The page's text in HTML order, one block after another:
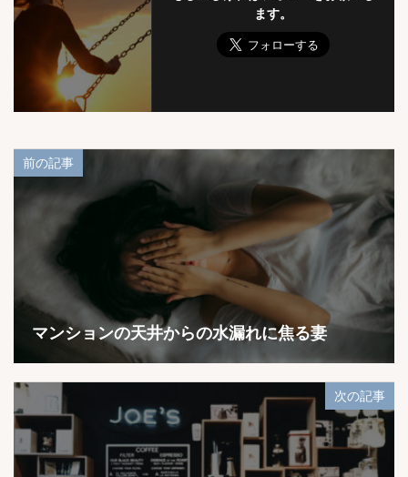
ます。
前の記事
マンションの天井からの水漏れに焦る妻
次の記事